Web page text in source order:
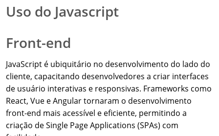
Uso do Javascript
Front-end
JavaScript é ubiquitário no desenvolvimento do lado do
cliente, capacitando desenvolvedores a criar interfaces
de usuário interativas e responsivas. Frameworks como
React, Vue e Angular tornaram o desenvolvimento
front-end mais acessível e eficiente, permitindo a
criação de Single Page Applications (SPAs) com